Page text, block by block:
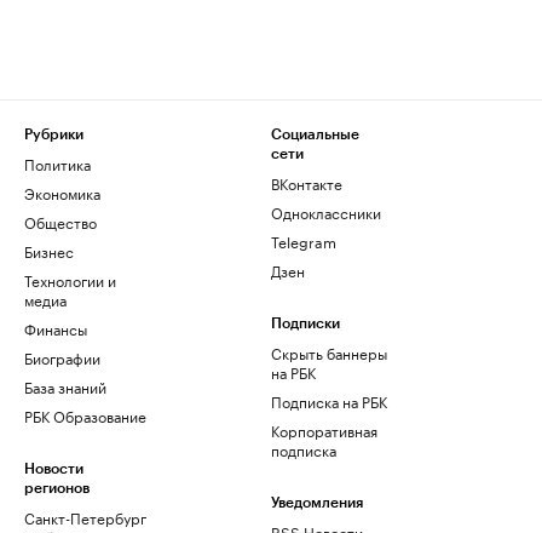
Рубрики
Политика
Экономика
Общество
Бизнес
Технологии и
медиа
Финансы
Биографии
База знаний
РБК Образование
Новости
регионов
Санкт-Петербург
Социальные
сети
ВКонтакте
Одноклассники
Telegram
Дзен
Подписки
Скрыть баннеры
на РБК
Подписка на РБК
Корпоративная
подписка
Уведомления